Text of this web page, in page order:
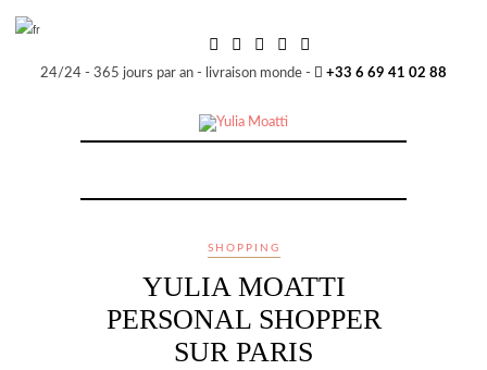
24/24 - 365 jours par an - livraison monde - +33 6 69 41 02 88
SHOPPING
YULIA MOATTI
PERSONAL SHOPPER
SUR PARIS